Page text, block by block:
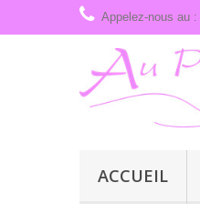
Appelez-nous au :
ACCUEIL